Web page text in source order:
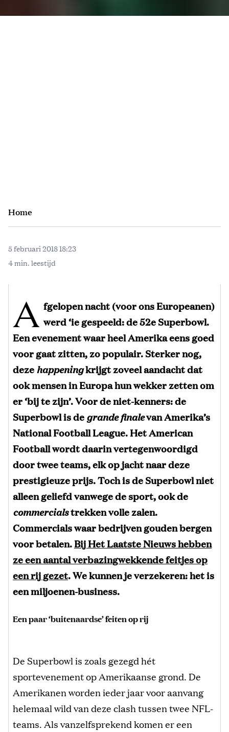
Home
5 februari 2018 18:23
4 min. leestijd
A fgelopen nacht (voor ons Europeanen)
werd ‘ie gespeeld: de 52e Superbowl.
Een evenement waar heel Amerika eens goed
voor gaat zitten, zo populair. Sterker nog,
dezehappeningkrijgt zoveel aandacht dat
ook mensen in Europa hun wekker zetten om
er ‘bij te zijn’. Voor de niet-kenners: de
Superbowl is degrande finalevan Amerika’s
National Football League. Het American
Football wordt daarin vertegenwoordigd
door twee teams, elk op jacht naar deze
prestigieuze prijs. Toch is de Superbowl niet
alleen geliefd vanwege de sport, ook de
commercialstrekken volle zalen.
Commercials waar bedrijven gouden bergen
voor betalen.Bij Het Laatste Nieuws hebben
ze een aantal verbazingwekkende feitjes op
een rij gezet. We kunnen je verzekeren: het is
een miljoenen-business.
Een paar ‘buitenaardse’ feiten op rij
De Superbowl is zoals gezegd hét
sportevenement op Amerikaanse grond. De
Amerikanen worden ieder jaar voor aanvang
helemaal wild van deze clash tussen twee NFL-
teams. Als vanzelfsprekend komen er een